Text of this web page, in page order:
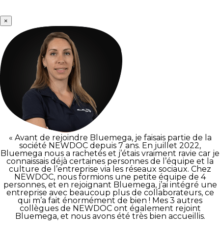
×
« Avant de rejoindre Bluemega, je faisais partie de la
société NEWDOC depuis 7 ans. En juillet 2022,
Bluemega nous a rachetés et j’étais vraiment ravie car je
connaissais déjà certaines personnes de l’équipe et la
culture de l’entreprise via les réseaux sociaux. Chez
NEWDOC, nous formions une petite équipe de 4
personnes, et en rejoignant Bluemega, j’ai intégré une
entreprise avec beaucoup plus de collaborateurs, ce
qui m’a fait énormément de bien ! Mes 3 autres
collègues de NEWDOC ont également rejoint
Bluemega, et nous avons été très bien accueillis.